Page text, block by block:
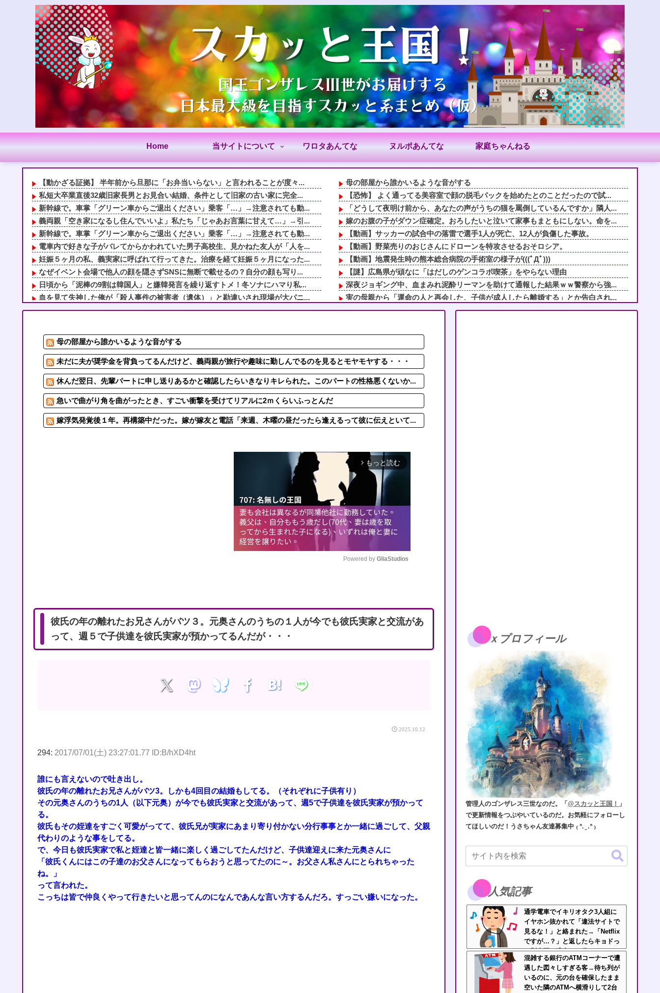
Home 当サイトについて ワロタあんてな ヌルポあんてな 家庭ちゃんねる
【動かざる証拠】 半年前から旦那に「お弁当いらない」と言われることが度々...
私短大卒業直後32歳旧家長男とお見合い結婚、条件として旧家の古い家に完全...
新幹線で。車掌「グリーン車からご退出ください」乗客「…」→注意されても動...
義両親「空き家になるし住んでいいよ」私たち「じゃあお言葉に甘えて…」→引...
新幹線で。車掌「グリーン車からご退出ください」乗客「…」→注意されても動...
電車内で好きな子がバレてからかわれていた男子高校生、見かねた友人が「人を...
妊娠５ヶ月の私、義実家に呼ばれて行ってきた。治療を経て妊娠５ヶ月になった...
なぜイベント会場で他人の顔を隠さずSNSに無断で載せるの？自分の顔も写り...
日頃から「泥棒の9割は韓国人」と嫌韓発言を繰り返すトメ！冬ソナにハマり私...
血を見て失神した俺が「殺人事件の被害者（遺体）」と勘違いされ現場が大パニ...
自杀殳するための道中で露出狂に出会った。自分でもよく分からないけどソイツ...
【衝撃】母に靴投げつけて父側に逃亡した妹「相続放棄の一筆書いて下さい。将...
旦那の同僚女が旦那の元カノ。なのにしょっちゅうペアで仕事してて遅くまで残...
朝起きたら嫁がいない。出掛けたのかなと思ったけど、服とか荷物もない。今日...
母の部屋から誰かいるような音がする
【恐怖】 よく通ってる美容室で顔の脱毛パックを始めたとのことだったので試...
「どうして夜明け前から、あなたの声がうちの猫を罵倒しているんですか」隣人...
嫁のお腹の子がダウン症確定。おろしたいと泣いて家事もまともにしない。命を...
【動画】サッカーの試合中の落雷で選手1人が死亡、12人が負傷した事故。
【動画】野菜売りのおじさんにドローンを特攻させるおそロシア。
【動画】地震発生時の熊本総合病院の手術室の様子が(((ﾟДﾟ)))
【謎】広島県が頑なに「はだしのゲンコラボ喫茶」をやらない理由
深夜ジョギング中、血まみれ泥酔リーマンを助けて通報した結果ｗｗ警察から強...
実の母親から「運命の人と再会した、子供が成人したら離婚する」とか告白され...
義両親「空き家になるし住んでいいよ」私たち「じゃあお言葉に甘えて…」→引...
小6の頃、知的障害がある女子と神社でかくれんぼ。遊ぶふりして放置したらそ...
未だに夫が奨学金を背負ってるんだけど、義両親が旅行や趣味に勤しんでるのを...
休んだ翌日、先輩パートに申し送りあるかと確認したらいきなりキレられた。こ...
母の部屋から誰かいるような音がする
未だに夫が奨学金を背負ってるんだけど、義両親が旅行や趣味に勤しんでるのを見るとモヤモヤする・・・
休んだ翌日、先輩パートに申し送りあるかと確認したらいきなりキレられた。このパートの性格悪くないか...
急いで曲がり角を曲がったとき、すごい衝撃を受けてリアルに2ｍくらいふっとんだ
嫁浮気発覚後１年。再構築中だった。嫁が嫁友と電話「来週、木曜の昼だったら逢えるって彼に伝えといて...
arrow_forward_ios もっと読む
e
Powered by GliaStudios
彼氏の年の離れたお兄さんがバツ３。元奥さんのうちの１人が今でも彼氏実家と交流があ
って、週５で子供達を彼氏実家が預かってるんだが・・・
2025.10.12
294: 2017/07/01(土) 23:27:01.77 ID:B/hXD4ht
誰にも言えないので吐き出し。
彼氏の年の離れたお兄さんがバツ3。しかも4回目の結婚もしてる。（それぞれに子供有り）
その元奥さんのうちの1人（以下元奥）が今でも彼氏実家と交流があって、週5で子供達を彼氏実家が預かって
る。
彼氏もその姪達をすごく可愛がってて、彼氏兄が実家にあまり寄り付かない分行事事とか一緒に過ごして、父親
代わりのような事をしてる。
で、今日も彼氏実家で私と姪達と皆一緒に楽しく過ごしてたんだけど、子供達迎えに来た元奥さんに
「彼氏くんにはこの子達のお父さんになってもらおうと思ってたのに～。お父さん私さんにとられちゃった
ね。」
って言われた。
こっちは皆で仲良くやって行きたいと思ってんのになんであんな言い方するんだろ。すっごい嫌いになった。
ｘプロフィール
管理人のゴンザレス三世なのだ。「@スカッと王国！ 」
で更新情報をつぶやいているのだ。お気軽にフォローし
てほしいのだ！うさちゃん友達募集中 ₍ ᐢ. ̫ .ᐢ ₎
人気記事
通学電車でイキリオタク3人組に
イヤホン抜かれて「違法サイトで
見るな！」と絡まれた→「Netflix
ですが…？」と返したらキョドっ
て別車両へ逃走…20代にもなって
群れてイキってくんな
混雑する銀行のATMコーナーで遭
遇した図々しすぎる客→待ち列が
いるのに、元の台を確保したまま
空いた隣のATMへ横滑りして2台